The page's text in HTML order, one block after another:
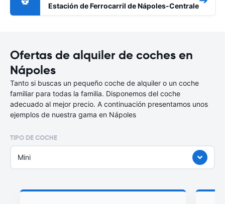
Estación de Ferrocarril de Nápoles-Centrale
Ofertas de alquiler de coches en
Nápoles
Tanto si buscas un pequeño coche de alquiler o un coche
familiar para todas la familia. Disponemos del coche
adecuado al mejor precio. A continuación presentamos unos
ejemplos de nuestra gama en Nápoles
TIPO DE COCHE
Mini